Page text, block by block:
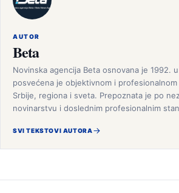
AUTOR
Beta
Novinska agencija Beta osnovana je 1992.
posvećena je objektivnom i
Srbije, regiona i sveta. Prepoznata je po
novinarstvu i doslednim profesionalnim
SVI TEKSTOVI AUTORA